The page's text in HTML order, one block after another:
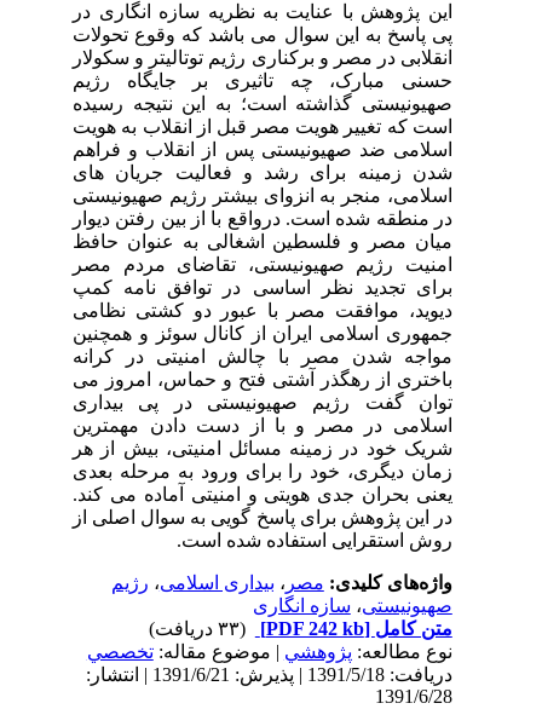
این پژوهش با عنایت به نظریه سازه انگاری در
پی پاسخ به این سوال می باشد که وقوع تحولات
انقلابی در مصر و برکناری رژیم توتالیتر و سکولار
حسنی مبارک، چه تاثیری بر جایگاه رژیم
صهیونیستی گذاشته است؛ به این نتیجه رسیده
است که تغییر هویت مصر قبل از انقلاب به هویت
اسلامی ضد صهیونیستی پس از انقلاب و فراهم
شدن زمینه برای رشد و فعالیت جریان های
اسلامی، منجر به انزوای بیشتر رژیم صهیونیستی
در منطقه شده است. درواقع با از بین رفتن دیوار
میان مصر و فلسطین اشغالی به عنوان حافظ
امنیت رژیم صهیونیستی، تقاضای مردم مصر
برای تجدید نظر اساسی در توافق نامه کمپ
دیوید، موافقت مصر با عبور دو کشتی نظامی
جمهوری اسلامی ایران از کانال سوئز و همچنین
مواجه شدن مصر با چالش امنیتی در کرانه
باختری از رهگذر آشتی فتح و حماس، امروز می
توان گفت رژیم صهیونیستی در پی بیداری
اسلامی در مصر و با از دست دادن مهمترین
شریک خود در زمینه مسائل امنیتی، بیش از هر
زمان دیگری، خود را برای ورود به مرحله بعدی
یعنی بحران جدی هویتی و امنیتی آماده می کند.
در این پژوهش برای پاسخ گویی به سوال اصلی از
روش استقرایی استفاده شده است.
واژه‌های کلیدی:مصر، بیداری اسلامی،رژیم
صهیونیستی،سازه انگاری
متن کامل[PDF 242 kb]
نوع مطالعه:پژوهشي| موضوع مقاله:تخصصي
دریافت: 1391/5/18 | پذیرش: 1391/6/21 | انتشار:
1391/6/28